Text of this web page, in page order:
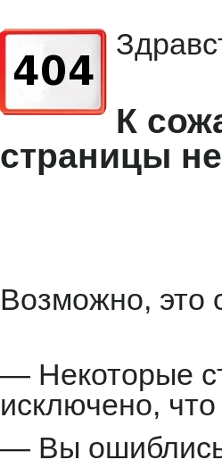
К
страницы
Возможно, это
— Некоторые
исключено,
— Вы ошиблись